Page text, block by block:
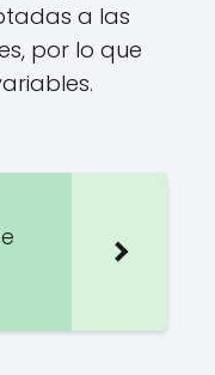
a las
por lo que